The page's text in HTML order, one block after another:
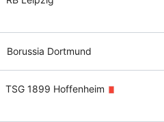
Borussia Dortmund
TSG 1899 Hoffenheim